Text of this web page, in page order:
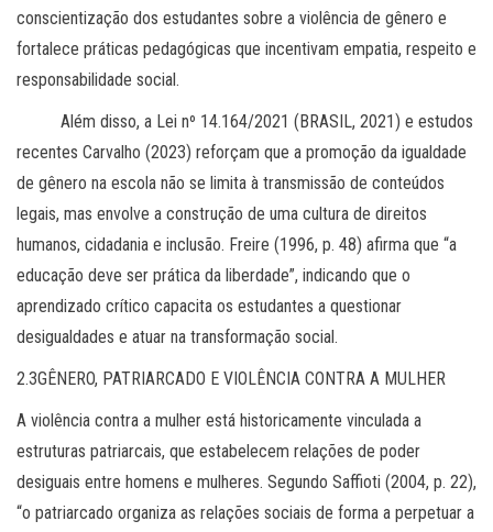
conscientização dos estudantes sobre a violência de gênero e
fortalece práticas pedagógicas que incentivam empatia, respeito e
responsabilidade social.
Além disso, a Lei nº 14.164/2021 (BRASIL, 2021) e estudos
recentes Carvalho (2023) reforçam que a promoção da igualdade
de gênero na escola não se limita à transmissão de conteúdos
legais, mas envolve a construção de uma cultura de direitos
humanos, cidadania e inclusão. Freire (1996, p. 48) afirma que “a
educação deve ser prática da liberdade”, indicando que o
aprendizado crítico capacita os estudantes a questionar
desigualdades e atuar na transformação social.
2.3GÊNERO, PATRIARCADO E VIOLÊNCIA CONTRA A MULHER
A violência contra a mulher está historicamente vinculada a
estruturas patriarcais, que estabelecem relações de poder
desiguais entre homens e mulheres. Segundo Saffioti (2004, p. 22),
“o patriarcado organiza as relações sociais de forma a perpetuar a